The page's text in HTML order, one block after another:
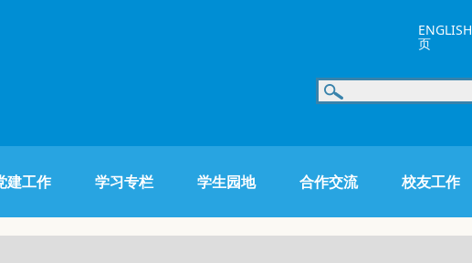
ENGLISH
页
建工作 学习专栏 学生园地 合作交流 校友工作